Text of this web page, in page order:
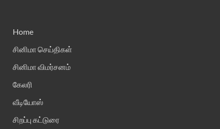
Home
சினிமா செய்திகள்
சினிமா விமர்சனம்
கேலரி
வீடியோஸ்
சிறப்பு கட்டுரை